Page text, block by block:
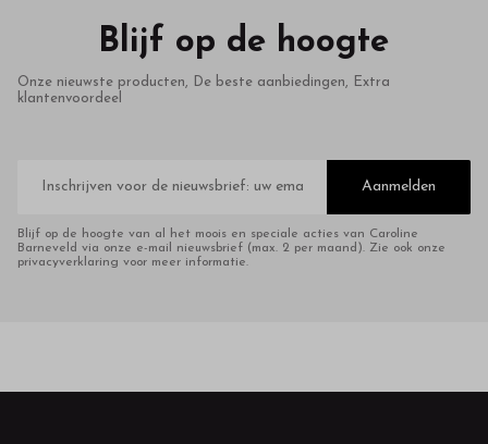
Blijf op de hoogte
Onze nieuwste producten, De beste aanbiedingen, Extra
klantenvoordeel
mailadres
Aanmelden
Blijf op de hoogte van al het moois en speciale acties van Caroline
Barneveld via onze e-mail nieuwsbrief (max. 2 per maand). Zie ook onze
privacyverklaring voor meer informatie.